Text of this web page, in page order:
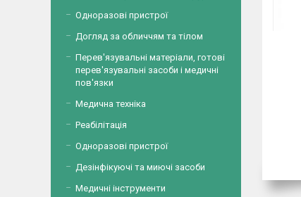
Одноразові пристрої
Догляд за обличчям та тілом
Перев'язувальні матеріали, готові
перев'язувальні засоби і медичні
пов'язки
Медична техніка
Реабілітація
Одноразові пристрої
Дезінфікуючі та миючі засоби
Медичні інструменти